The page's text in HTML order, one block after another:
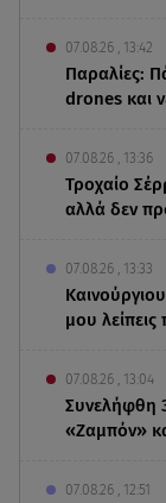
07.08.26 , 13:42
Παραλίες:
drones και
07.08.26 , 13:36
Τροχαίο
αλλά δεν
07.08.26 , 13:33
μου
07.08.26 , 13:04
Συνελήφθη
«Ζαμπόν»
07.08.26 , 12:51